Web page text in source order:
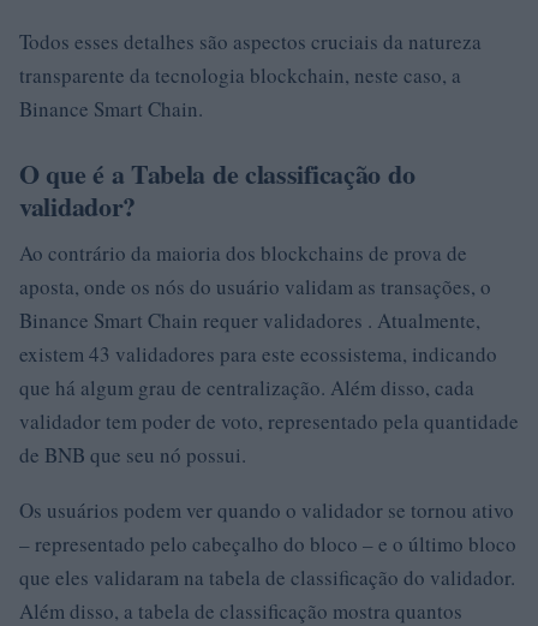
Todos esses detalhes são aspectos cruciais da natureza
transparente da tecnologia blockchain, neste caso, a
Binance Smart Chain.
O que é a Tabela de classificação do
validador?
Ao contrário da maioria dos blockchains de prova de
aposta, onde os nós do usuário validam as transações, o
Binance Smart Chain requer validadores . Atualmente,
existem 43 validadores para este ecossistema, indicando
que há algum grau de centralização. Além disso, cada
validador tem poder de voto, representado pela quantidade
de BNB que seu nó possui.
Os usuários podem ver quando o validador se tornou ativo
– representado pelo cabeçalho do bloco – e o último bloco
que eles validaram na tabela de classificação do validador.
Além disso, a tabela de classificação mostra quantos